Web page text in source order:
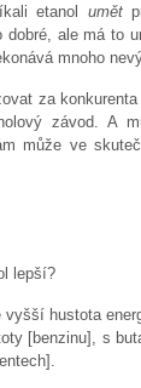
etanol umět
ale má to
mnoho
za
závod. A
může ve
lepší?
hustota
[benzinu], s